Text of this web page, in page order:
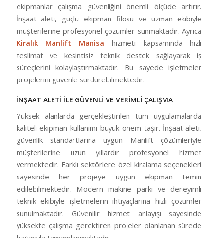
ekipmanlar çalışma güvenliğini önemli ölçüde artırır.
İnşaat aleti, güçlü ekipman filosu ve uzman ekibiyle
müşterilerine profesyonel çözümler sunmaktadır. Ayrıca
Kiralık Manlift Manisa hizmeti kapsamında hızlı
teslimat ve kesintisiz teknik destek sağlayarak iş
süreçlerini kolaylaştırmaktadır. Bu sayede işletmeler
projelerini güvenle sürdürebilmektedir.
İNŞAAT ALETİ İLE GÜVENLİ VE VERİMLİ ÇALIŞMA
Yüksek alanlarda gerçekleştirilen tüm uygulamalarda
kaliteli ekipman kullanımı büyük önem taşır. İnşaat aleti,
güvenlik standartlarına uygun Manlift çözümleriyle
müşterilerine uzun yıllardır profesyonel hizmet
vermektedir. Farklı sektörlere özel kiralama seçenekleri
sayesinde her projeye uygun ekipman temin
edilebilmektedir. Modern makine parkı ve deneyimli
teknik ekibiyle işletmelerin ihtiyaçlarına hızlı çözümler
sunulmaktadır. Güvenilir hizmet anlayışı sayesinde
yüksekte çalışma gerektiren projeler planlanan sürede